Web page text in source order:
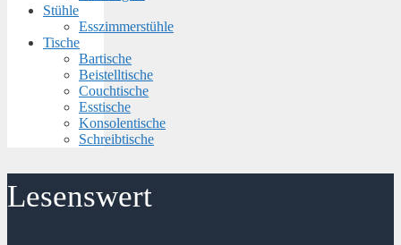
Stühle
Esszimmerstühle
Tische
Bartische
Beistelltische
Couchtische
Esstische
Konsolentische
Schreibtische
Lesenswert